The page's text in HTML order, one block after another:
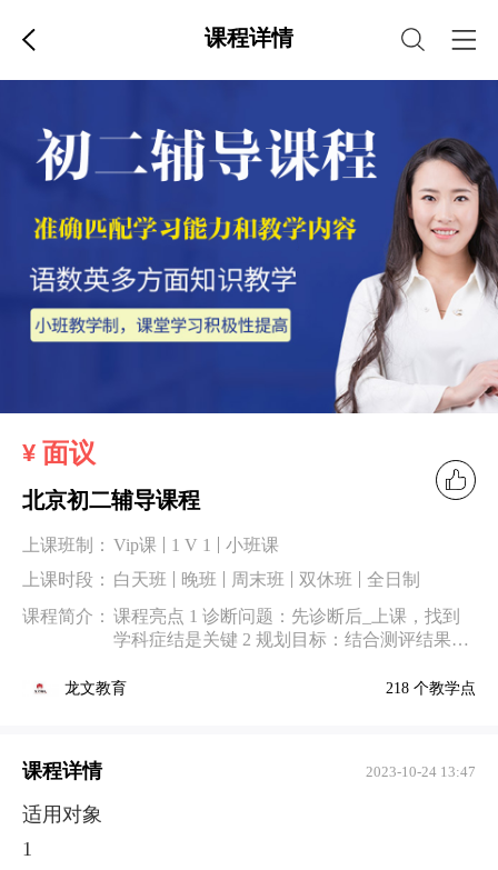
课程详情
¥ 面议
北京初二辅导课程
上课班制： Vip课 1 V 1
小班课
上课时段： 白天班 晚班 周末班 双休班
全日制
课程简介： 课程亮点 1 诊断问题：先诊断后_上课，找到
学科症结是关键 2 规划目标：结合测评结果，
据提升目标，学科弱项制定专属学习方案
龙文教育 218 个教学点
课程详情 2023-10-24 13:47
适用对象
1